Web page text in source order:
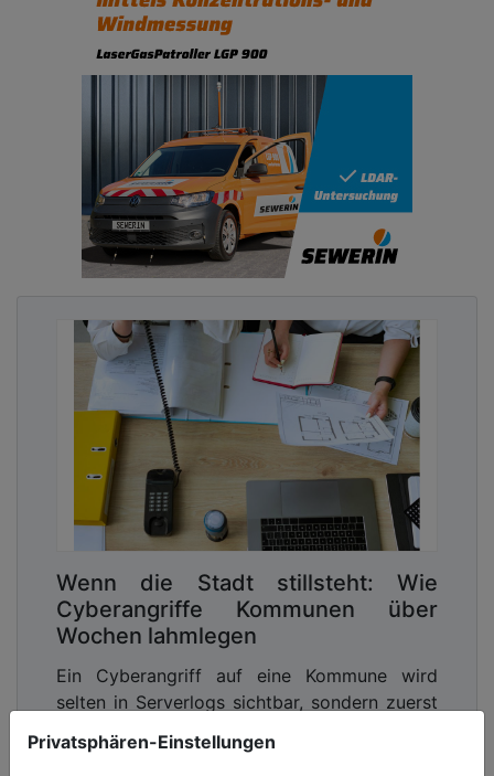
Privatsphären-Einstellungen
Wenn die Stadt stillsteht: Wie
Cyberangriffe Kommunen über
Wochen lahmlegen
Ein Cyberangriff auf eine Kommune wird
selten in Serverlogs sichtbar, sondern zuerst
Anträge gehen verloren, Abläufe[...]